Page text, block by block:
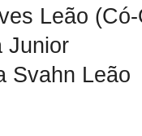
Leão
Junior
Svahn Leão